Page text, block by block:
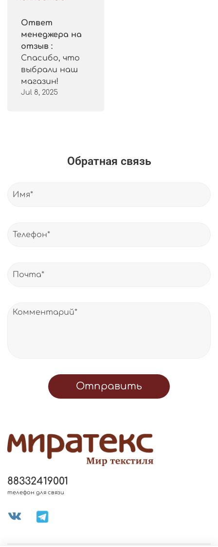
Ответ
менеджера на
отзыв :
Спасибо, что
выбрали наш
магазин!
Jul 8, 2025
Обратная связь
Отправить
88332419001
телефон для связи